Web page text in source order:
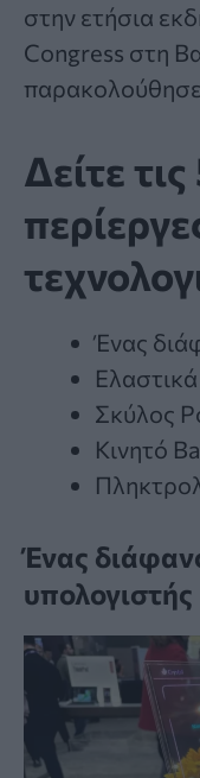
στην ετήσια
Congress στη
παρακολούθησε
Δείτε
Ένας
Σκύλος
Κινητό
Ένας
υπολογιστής